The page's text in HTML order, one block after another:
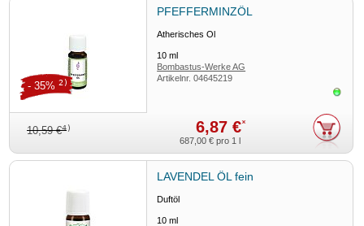
PFEFFERMINZÖL
Ätherisches Öl
10ml
Bombastus-Werke AG
Artikelnr.04645219
10,59 €4) 6,87 €*
- 35% 2)
687,00 € pro 1 l
LAVENDEL ÖL fein
Duftöl
10ml